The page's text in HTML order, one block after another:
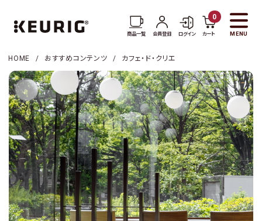
商品一覧 会員登録 ログイン
0
カート MENU
商品一覧
コーヒー一覧 お茶・紅茶一覧 アクセサリー一覧
KEURIGについて
HOME おすすめコンテンツ カフェ・ド・クリエ